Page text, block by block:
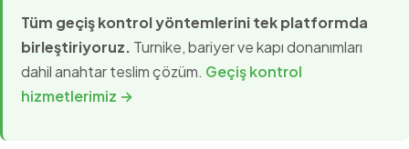
Tüm geçiş kontrol yöntemlerini tek platformda
birleştiriyoruz. Turnike, bariyer ve kapı donanımları
dahil anahtar teslim çözüm. Geçiş kontrol
hizmetlerimiz →